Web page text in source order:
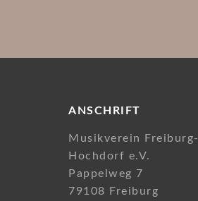
ANSCHRIFT
Musikverein Freiburg-
Hochdorf e.V.
Pappelweg 7
79108 Freiburg